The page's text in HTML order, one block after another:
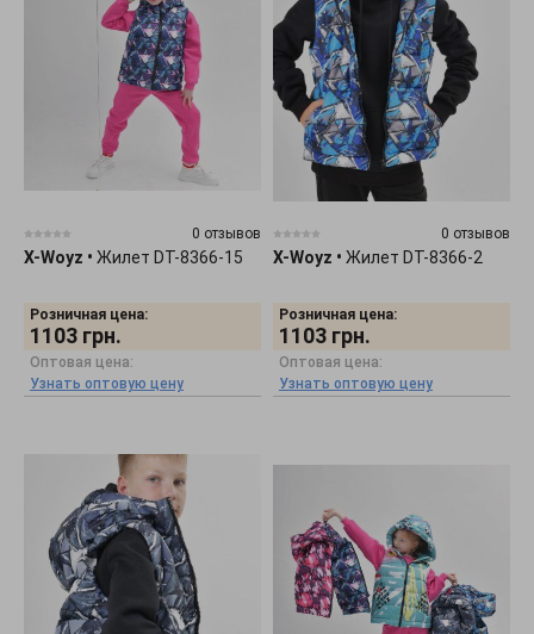
0 отзывов
X-Woyz • Жилет DT-8366-15
Розничная цена:
1103 грн.
Оптовая цена:
Узнать оптовую цену
0 отзывов
X-Woyz • Жилет DT-8366-2
Розничная цена:
1103 грн.
Оптовая цена:
Узнать оптовую цену